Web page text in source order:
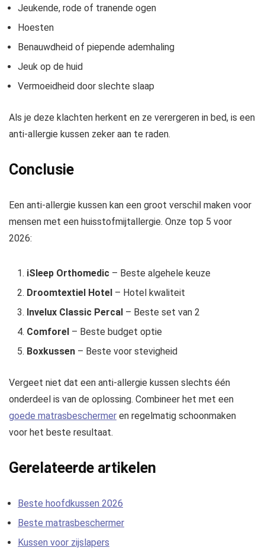
Jeukende, rode of tranende ogen
Hoesten
Benauwdheid of piepende ademhaling
Jeuk op de huid
Vermoeidheid door slechte slaap
Als je deze klachten herkent en ze verergeren in bed, is een
anti-allergie kussen zeker aan te raden.
Conclusie
Een anti-allergie kussen kan een groot verschil maken voor
mensen met een huisstofmijtallergie. Onze top 5 voor
2026:
iSleep Orthomedic – Beste algehele keuze
Droomtextiel Hotel – Hotel kwaliteit
Invelux Classic Percal – Beste set van 2
Comforel – Beste budget optie
Boxkussen – Beste voor stevigheid
Vergeet niet dat een anti-allergie kussen slechts één
onderdeel is van de oplossing. Combineer het met een
goede matrasbeschermer en regelmatig schoonmaken
voor het beste resultaat.
Gerelateerde artikelen
Beste hoofdkussen 2026
Beste matrasbeschermer
Kussen voor zijslapers